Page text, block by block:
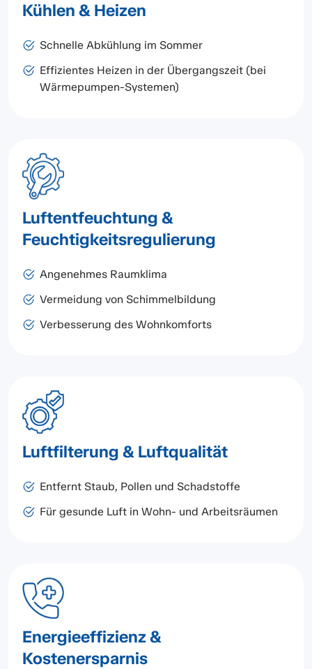
Kühlen & Heizen
Schnelle Abkühlung im Sommer
Effizientes Heizen in der Übergangszeit (bei
Wärmepumpen-Systemen)
Luftentfeuchtung &
Feuchtigkeitsregulierung
Angenehmes Raumklima
Vermeidung von Schimmelbildung
Verbesserung des Wohnkomforts
Luftfilterung & Luftqualität
Entfernt Staub, Pollen und Schadstoffe
Für gesunde Luft in Wohn- und Arbeitsräumen
Energieeffizienz &
Kostenersparnis